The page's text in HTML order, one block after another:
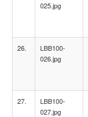
025.jpg
26.
LBB100-
026.jpg
27.
LBB100-
027.jpg